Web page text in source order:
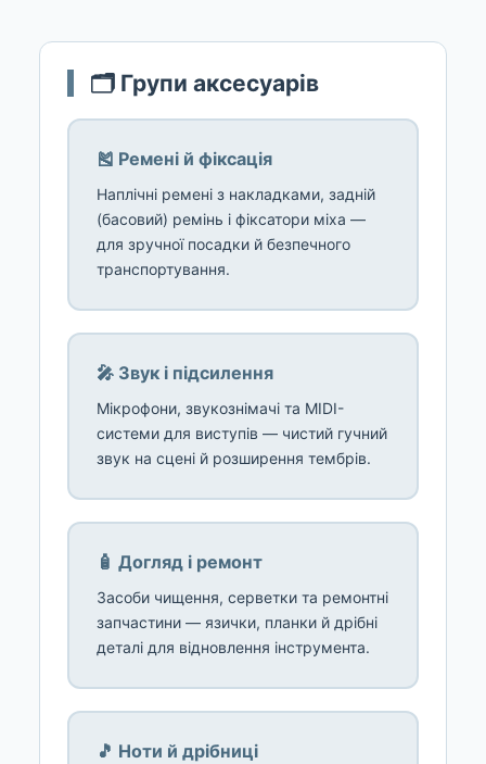
🗂️ Групи аксесуарів
🎽 Ремені й фіксація
Наплічні ремені з накладками, задній
(басовий) ремінь і фіксатори міха —
для зручної посадки й безпечного
транспортування.
🎤 Звук і підсилення
Мікрофони, звукознімачі та MIDI-
системи для виступів — чистий гучний
звук на сцені й розширення тембрів.
🧴 Догляд і ремонт
Засоби чищення, серветки та ремонтні
запчастини — язички, планки й дрібні
деталі для відновлення інструмента.
🎵 Ноти й дрібниці